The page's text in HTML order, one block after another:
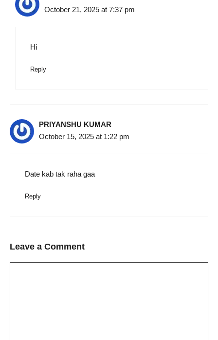
October 21, 2025 at 7:37 pm
Hi
Reply
PRIYANSHU KUMAR
October 15, 2025 at 1:22 pm
Date kab tak raha gaa
Reply
Leave a Comment